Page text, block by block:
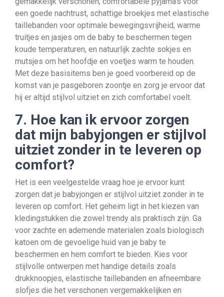
een goede nachtrust, schattige broekjes met elastische
taillebanden voor optimale bewegingsvrijheid, warme
truitjes en jasjes om de baby te beschermen tegen
koude temperaturen, en natuurlijk zachte sokjes en
mutsjes om het hoofdje en voetjes warm te houden.
Met deze basisitems ben je goed voorbereid op de
komst van je pasgeboren zoontje en zorg je ervoor dat
hij er altijd stijlvol uitziet en zich comfortabel voelt.
7. Hoe kan ik ervoor zorgen
dat mijn babyjongen er stijlvol
uitziet zonder in te leveren op
comfort?
Het is een veelgestelde vraag hoe je ervoor kunt
zorgen dat je babyjongen er stijlvol uitziet zonder in te
leveren op comfort. Het geheim ligt in het kiezen van
kledingstukken die zowel trendy als praktisch zijn. Ga
voor zachte en ademende materialen zoals biologisch
katoen om de gevoelige huid van je baby te
beschermen en hem comfort te bieden. Kies voor
stijlvolle ontwerpen met handige details zoals
drukknoopjes, elastische taillebanden en afneembare
slofjes die het verschonen vergemakkelijken en